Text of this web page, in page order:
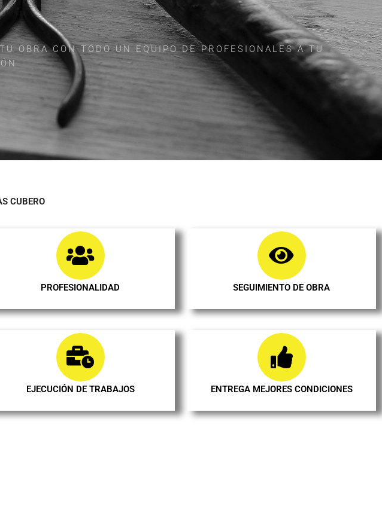
OBRA CON TODO UN EQUIPO DE PROFESIONALES A TU
CUBERO
PROFESIONALIDAD SEGUIMIENTO DE OBRA
EJECUCIÓN DE TRABAJOS ENTREGA MEJORES CONDICIONES